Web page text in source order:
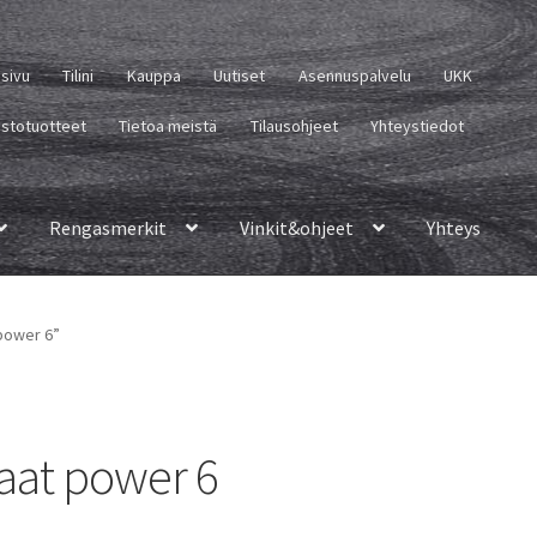
Tilini Kauppa Uutiset Asennuspalvelu UKK
Tietoa meistä Tilausohjeet Yhteystiedot
Rengasmerkit Vinkit&ohjeet Yhteys
6”
power 6